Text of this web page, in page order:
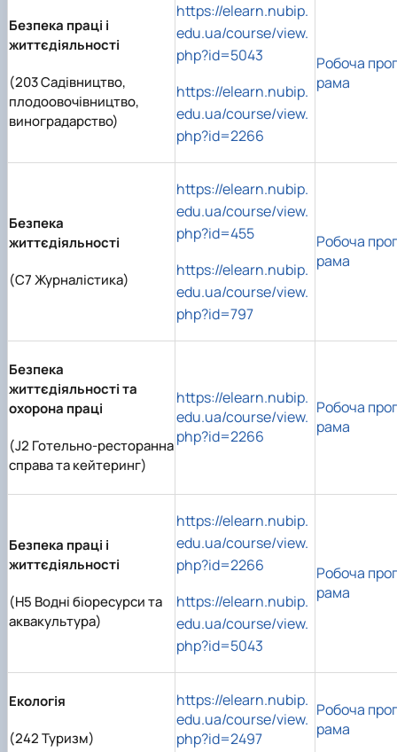
Безпека праці і
життєдіяльності
(203 Садівництво,
плодоовочівництво,
виноградарство)
https://elearn.nubip.
edu.ua/course/view.
php?id=5043
https://elearn.nubip.
edu.ua/course/view.
php?id=2266
Робоча прог
рама
Безпека
життєдіяльності
(C7 Журналістика)
https://elearn.nubip.
edu.ua/course/view.
php?id=455
https://elearn.nubip.
edu.ua/course/view.
php?id=797
Робоча прог
рама
Безпека
життєдіяльності та
охорона праці
(J2 Готельно-ресторанна
справа та кейтеринг)
https://elearn.nubip.
edu.ua/course/view.
php?id=2266
Робоча прог
рама
Безпека праці і
життєдіяльності
(H5 Водні біоресурси та
аквакультура)
https://elearn.nubip.
edu.ua/course/view.
php?id=2266
https://elearn.nubip.
edu.ua/course/view.
php?id=5043
Робоча прог
рама
Екологія
(242 Туризм)
https://elearn.nubip.
edu.ua/course/view.
php?id=2497
Робоча прог
рама